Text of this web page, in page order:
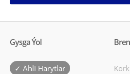
Gysga Ýol
✓ Ähli Harytlar